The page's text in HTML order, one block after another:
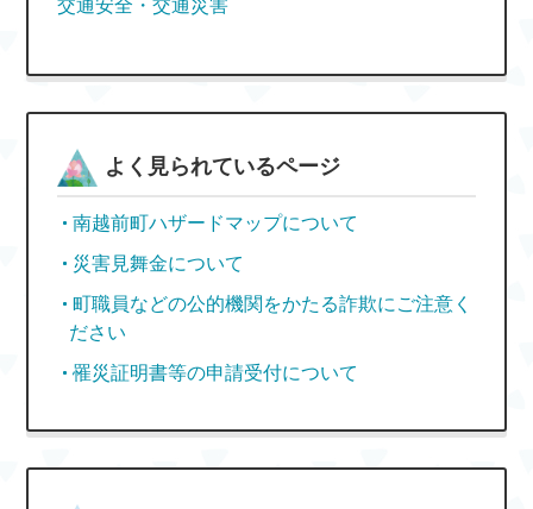
交通安全・交通災害
よく見られているページ
南越前町ハザードマップについて
災害見舞金について
町職員などの公的機関をかたる詐欺にご注意く
ださい
罹災証明書等の申請受付について